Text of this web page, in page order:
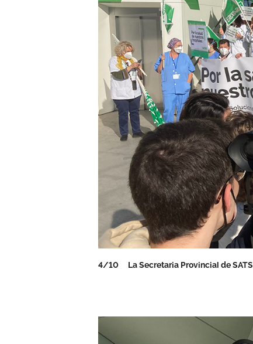
4/10 La Secretaria Provincial de